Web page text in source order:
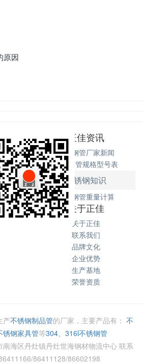
原因
区丹
正佳资讯
不锈钢管厂家新闻
不锈钢管规格型号表
不锈钢知识
不锈钢管重量计算
关于正佳
关于正佳
联系我们
品牌文化
企业优势
生产基地
荣誉资质
产不锈钢制品管的厂家，主要产品有： 不
锈钢家具管等304、316l不锈钢管
海区丹灶镇丹灶世海钢材物流中心 联系
86411128/86602198